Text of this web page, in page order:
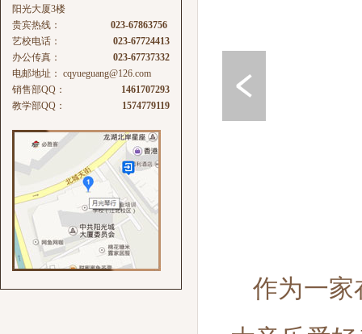
阳光大厦3楼
贵宾热线：
023-67863756
艺校电话：
023-67724413
办公传真：
023-67737332
电邮地址： cqyueguang@126.com
销售部QQ：
1461707293
教学部QQ：
1574779119
作为一家